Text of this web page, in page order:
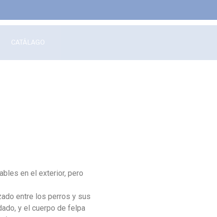
CATÁLAGO
en el exterior, pero
entre los perros y sus
y el cuerpo de felpa